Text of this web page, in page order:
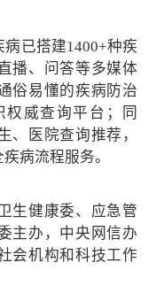
已搭建1400+种疾
播、问答等多媒体
俗易懂的疾病防治
威查询平台；同
、医院查询推荐，
病流程服务。
生健康委、应急管
主办，中央网信办
会机构和科技工作